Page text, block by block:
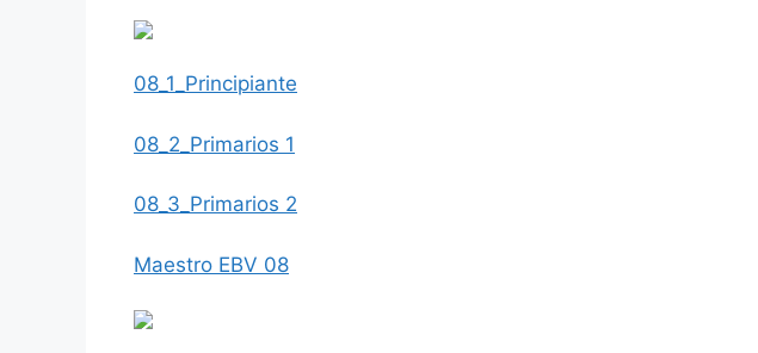
08_1_Principiante
08_2_Primarios 1
08_3_Primarios 2
Maestro EBV 08